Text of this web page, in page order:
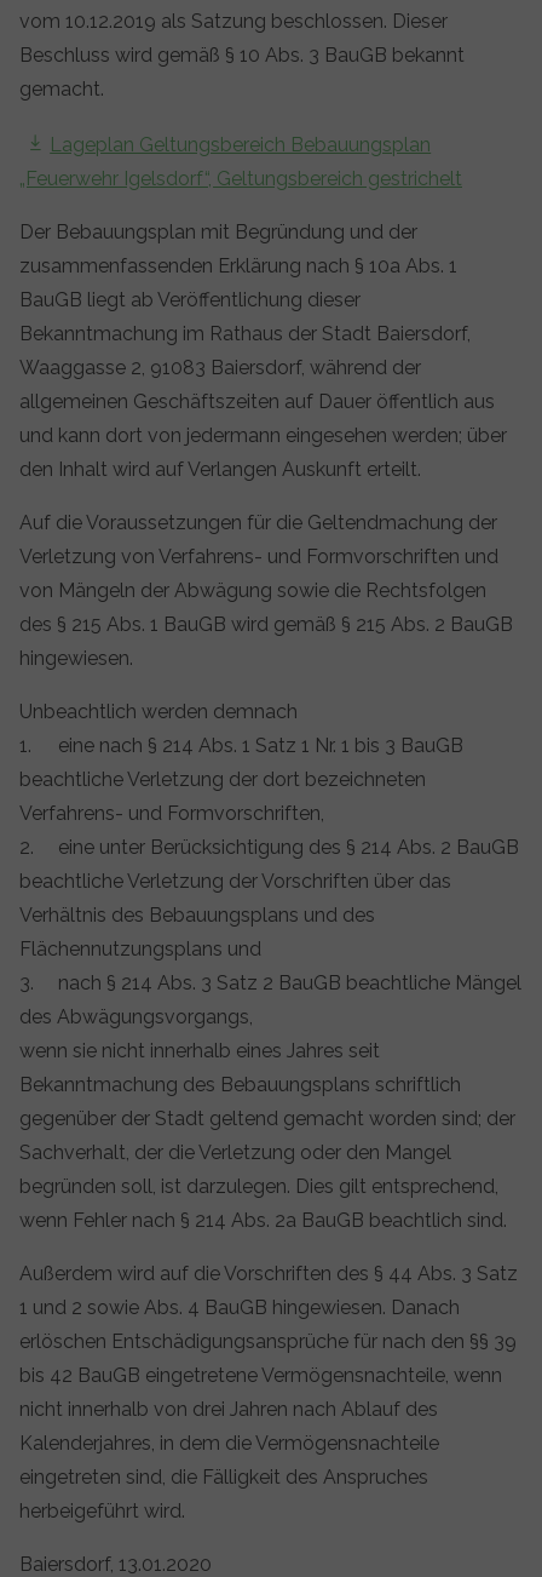
vom 10.12.2019 als Satzung beschlossen. Dieser
Beschluss wird gemäß § 10 Abs. 3 BauGB bekannt
gemacht.
Lageplan Geltungsbereich Bebauungsplan
„Feuerwehr Igelsdorf“, Geltungsbereich gestrichelt
Der Bebauungsplan mit Begründung und der
zusammenfassenden Erklärung nach § 10a Abs. 1
BauGB liegt ab Veröffentlichung dieser
Bekanntmachung im Rathaus der Stadt Baiersdorf,
Waaggasse 2, 91083 Baiersdorf, während der
allgemeinen Geschäftszeiten auf Dauer öffentlich aus
und kann dort von jedermann eingesehen werden; über
den Inhalt wird auf Verlangen Auskunft erteilt.
Auf die Voraussetzungen für die Geltendmachung der
Verletzung von Verfahrens- und Formvorschriften und
von Mängeln der Abwägung sowie die Rechtsfolgen
des § 215 Abs. 1 BauGB wird gemäß § 215 Abs. 2 BauGB
hingewiesen.
Unbeachtlich werden demnach
1.
eine nach § 214 Abs. 1 Satz 1 Nr. 1 bis 3 BauGB
beachtliche Verletzung der dort bezeichneten
Verfahrens- und Formvorschriften,
2.
eine unter Berücksichtigung des § 214 Abs. 2 BauGB
beachtliche Verletzung der Vorschriften über das
Verhältnis des Bebauungsplans und des
Flächennutzungsplans und
3.
nach § 214 Abs. 3 Satz 2 BauGB beachtliche Mängel
des Abwägungsvorgangs,
wenn sie nicht innerhalb eines Jahres seit
Bekanntmachung des Bebauungsplans schriftlich
gegenüber der Stadt geltend gemacht worden sind; der
Sachverhalt, der die Verletzung oder den Mangel
begründen soll, ist darzulegen. Dies gilt entsprechend,
wenn Fehler nach § 214 Abs. 2a BauGB beachtlich sind.
Außerdem wird auf die Vorschriften des § 44 Abs. 3 Satz
1 und 2 sowie Abs. 4 BauGB hingewiesen. Danach
erlöschen Entschädigungsansprüche für nach den §§ 39
bis 42 BauGB eingetretene Vermögensnachteile, wenn
nicht innerhalb von drei Jahren nach Ablauf des
Kalenderjahres, in dem die Vermögensnachteile
eingetreten sind, die Fälligkeit des Anspruches
herbeigeführt wird.
Baiersdorf, 13.01.2020